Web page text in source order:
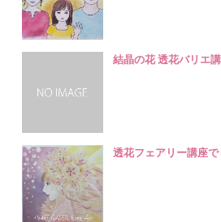
結晶の花 透花バリエ
透花フェアリー講座で